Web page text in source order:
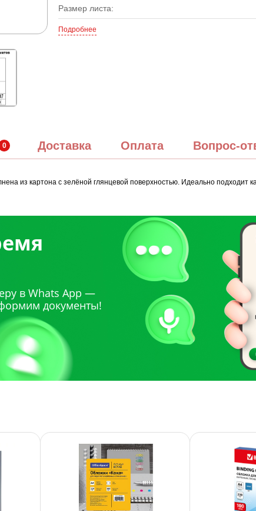
Размер листа:
Подробнее
Доставка Оплата Вопрос-
из картона с зелёной глянцевой поверхностью. Идеально подходит
в Whats App —
документы!